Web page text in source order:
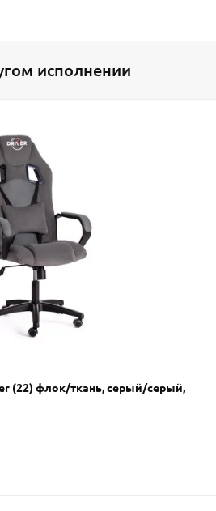
исполнении
(22) флок/ткань, серый/серый,